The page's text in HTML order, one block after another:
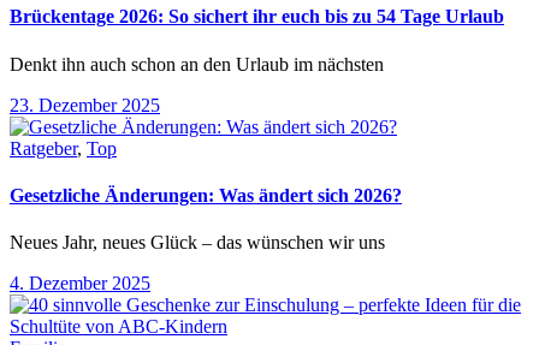
Brückentage 2026: So sichert ihr euch bis zu 54 Tage Urlaub
Denkt ihn auch schon an den Urlaub im nächsten
23. Dezember 2025
Ratgeber, Top
Gesetzliche Änderungen: Was ändert sich 2026?
Neues Jahr, neues Glück – das wünschen wir uns
4. Dezember 2025